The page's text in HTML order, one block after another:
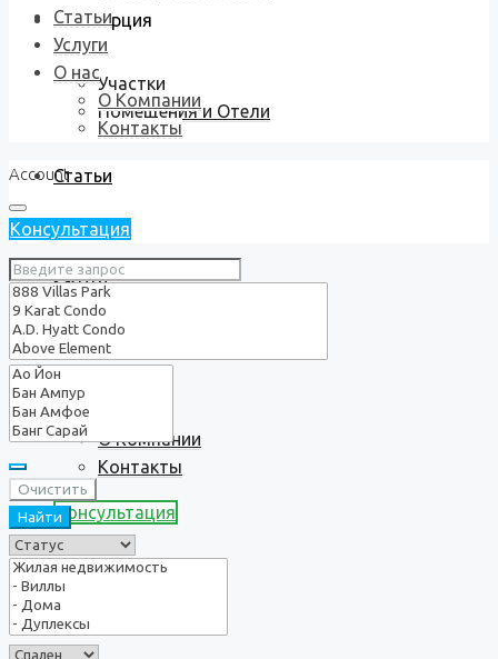
Коммерция
Участки
Помещения и Отели
Статьи
Услуги
О нас
О Компании
Контакты
Консультация
Статьи
Услуги
О нас
О Компании
Контакты
Account
Консультация
Очистить
Найти